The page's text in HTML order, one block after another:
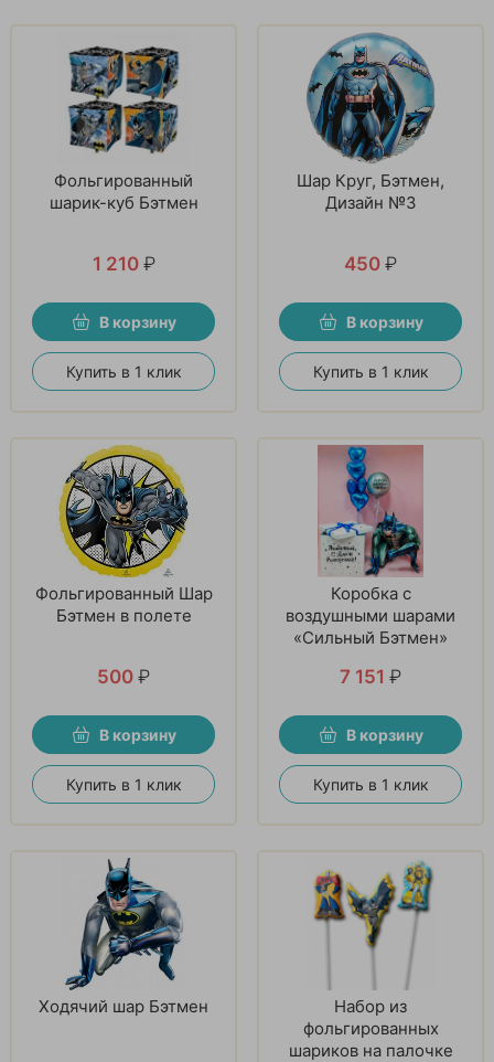
Фольгированный
шарик-куб Бэтмен
1 210 ₽
В корзину
Купить в 1 клик
Шар Круг, Бэтмен,
Дизайн №3
450 ₽
В корзину
Купить в 1 клик
Фольгированный Шар
Бэтмен в полете
500 ₽
В корзину
Купить в 1 клик
Коробка с
воздушными шарами
«Сильный Бэтмен»
7 151 ₽
В корзину
Купить в 1 клик
Ходячий шар Бэтмен
Набор из
фольгированных
шариков на палочке